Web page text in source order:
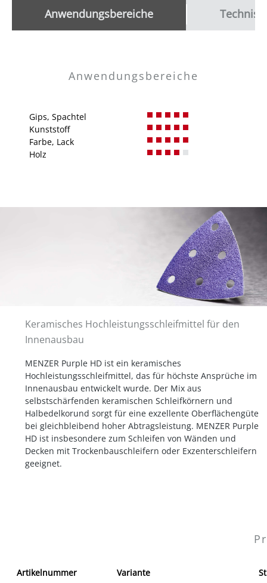
Anwendungsbereiche
Anwendungsbereiche
Gips, Spachtel
Kunststoff
Farbe, Lack
Holz
Keramisches Hochleistungsschleifmittel für den
Innenausbau
MENZER Purple HD ist ein keramisches
Hochleistungsschleifmittel, das für höchste Ansprüche im
Innenausbau entwickelt wurde. Der Mix aus
selbstschärfenden keramischen Schleifkörnern und
Halbedelkorund sorgt für eine exzellente Oberflächengüte
bei gleichbleibend hoher Abtragsleistung. MENZER Purple
HD ist insbesondere zum Schleifen von Wänden und
Decken mit Trockenbauschleifern oder Exzenterschleifern
geeignet.
Artikelnummer Variante